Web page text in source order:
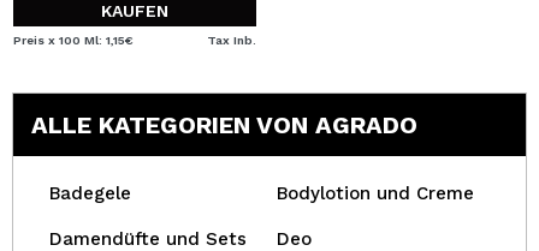
KAUFEN
Preis x 100 Ml: 1,15€ Tax Inb.
ALLE KATEGORIEN VON AGRADO
Badegele Bodylotion und Creme
Damendüfte und Sets Deo